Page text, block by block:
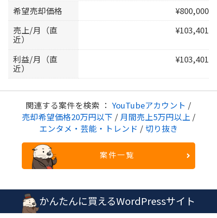
希望売却価格
¥800,000
売上/月（直
近）
¥103,401
利益/月（直
近）
¥103,401
関連する案件を検索 ： YouTubeアカウント /
売却希望価格20万円以下 / 月間売上5万円以上 /
エンタメ・芸能・トレンド / 切り抜き
案件一覧
かんたんに買えるWordPressサイト